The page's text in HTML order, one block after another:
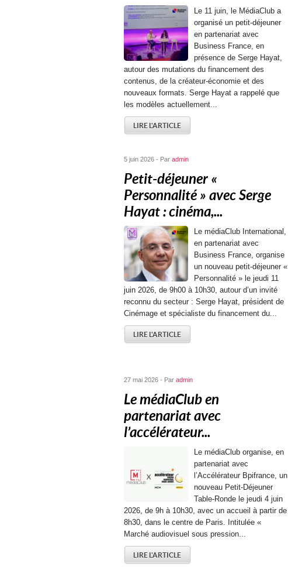
Le 11 juin, le MédiaClub a
organisé un petit-déjeuner
en partenariat avec
Business France, en
présence de Serge Hayat,
autour des mutations du financement des
contenus, de la créateur-économie et des
nouveaux formats. Serge Hayat a rappelé que
les modèles actuellement...
LIRE L'ARTICLE
5 juin 2026 - Par admin
Petit-déjeuner «
Personnalité » avec Serge
Hayat : cinéma,...
Le médiaClub International,
en partenariat avec
Business France, organise
un nouveau petit-déjeuner «
Personnalité » le jeudi 11
juin 2026, de 9h00 à 10h30, autour d’un invité
reconnu du secteur : Serge Hayat, président de
Cinémage et spécialiste du financement du...
LIRE L'ARTICLE
27 mai 2026 - Par admin
Le médiaClub en
partenariat avec
l’accélérateur...
Le médiaClub organise, en
partenariat avec
l’Accélérateur Bpifrance, un
nouveau Petit-Déjeuner
Table-Ronde le jeudi 4 juin
2026, de 9h à 10h30, avec un accueil à partir de
8h30, dans le centre de Paris. Intitulée «
Marché audiovisuel sous pression...
LIRE L'ARTICLE